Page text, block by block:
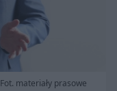
Fot. materiały prasowe